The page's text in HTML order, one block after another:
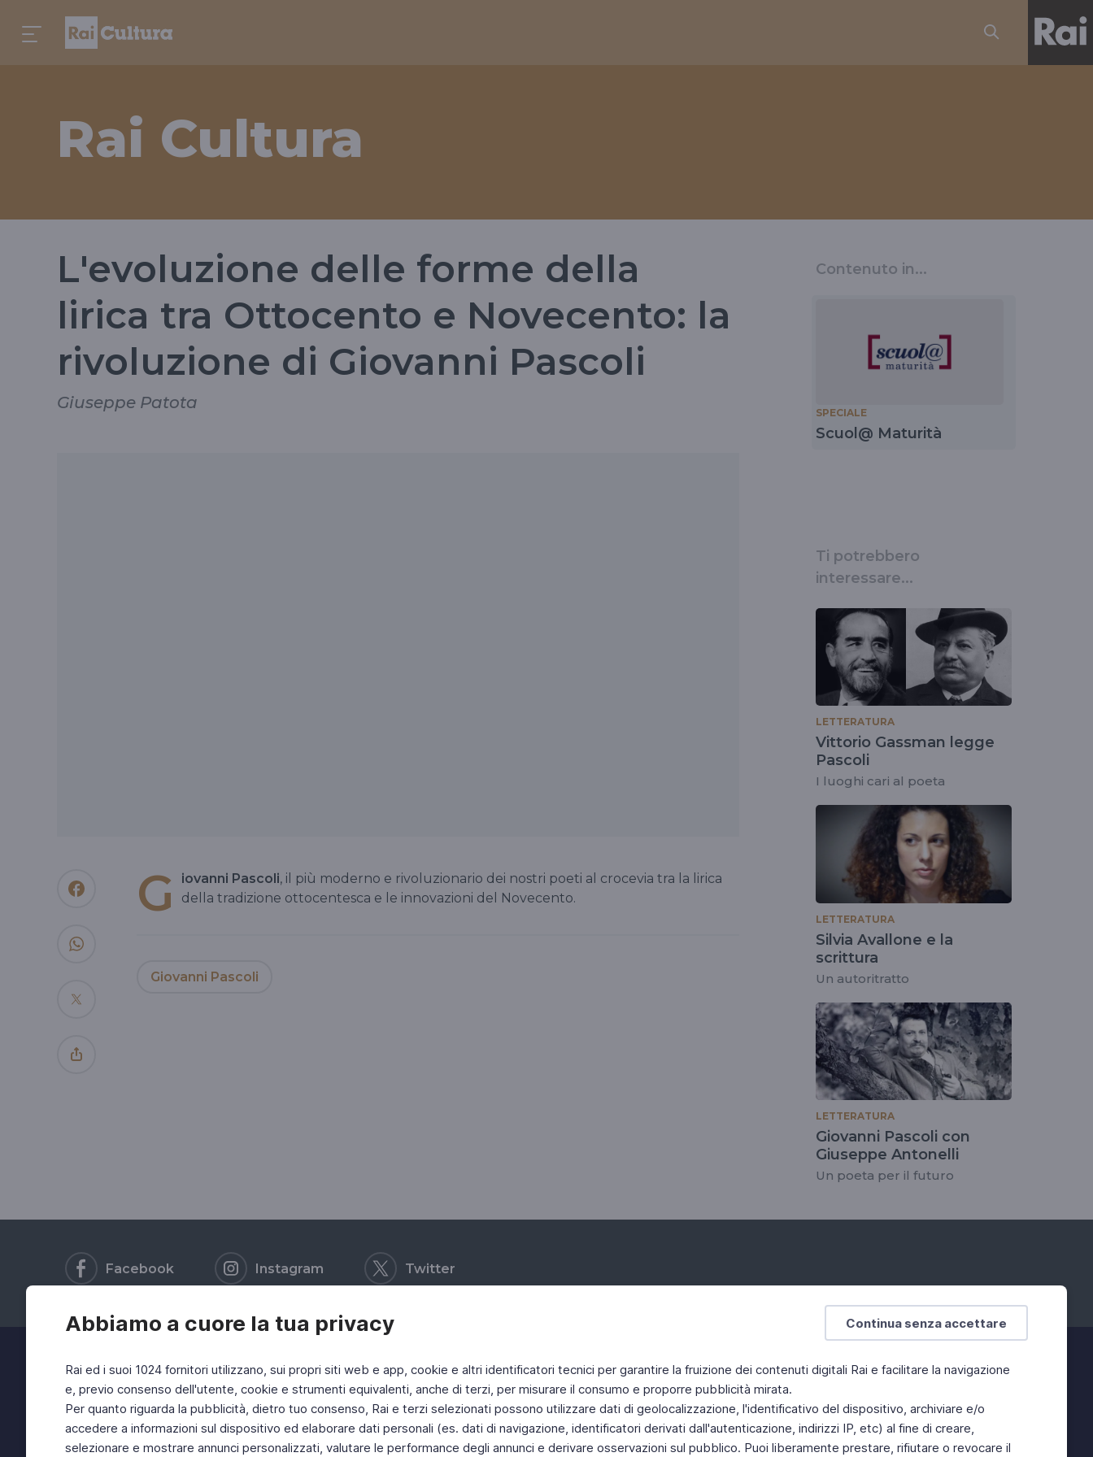
Continua senza accettare
Abbiamo a cuore la tua privacy
Rai ed i suoi 1024 fornitori utilizzano, sui propri siti web e app, cookie e altri identificatori tecnici per garantire la fruizione dei contenuti digitali Rai e facilitare la navigazione
e, previo consenso dell'utente, cookie e strumenti equivalenti, anche di terzi, per misurare il consumo e proporre pubblicità mirata.
Per quanto riguarda la pubblicità, dietro tuo consenso, Rai e terzi selezionati possono utilizzare dati di geolocalizzazione, l'identificativo del dispositivo, archiviare e/o
accedere a informazioni sul dispositivo ed elaborare dati personali (es. dati di navigazione, identificatori derivati dall'autenticazione, indirizzi IP, etc) al fine di creare,
selezionare e mostrare annunci personalizzati, valutare le performance degli annunci e derivare osservazioni sul pubblico. Puoi liberamente prestare, rifiutare o revocare il
Rai Cultura
L'evoluzione delle forme della
lirica tra Ottocento e Novecento: la
rivoluzione di Giovanni Pascoli
Giuseppe Patota
G iovanni Pascoli, il più moderno e rivoluzionario dei nostri poeti al crocevia tra la lirica
della tradizione ottocentesca e le innovazioni del Novecento.
Giovanni Pascoli
Contenuto in...
SPECIALE
Scuol@ Maturità
Ti potrebbero
interessare...
LETTERATURA
Vittorio Gassman legge
Pascoli
I luoghi cari al poeta
LETTERATURA
Silvia Avallone e la
scrittura
Un autoritratto
LETTERATURA
Giovanni Pascoli con
Giuseppe Antonelli
Un poeta per il futuro
Facebook Instagram Twitter